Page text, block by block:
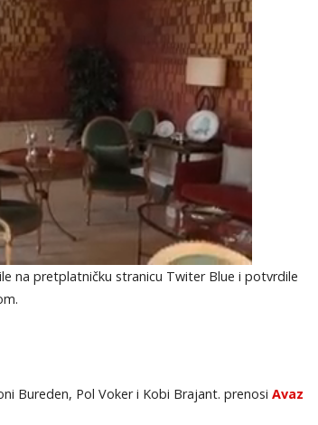
na pretplatničku stranicu Twiter Blue i potvrdile
Bureden, Pol Voker i Kobi Brajant. prenosi Avaz